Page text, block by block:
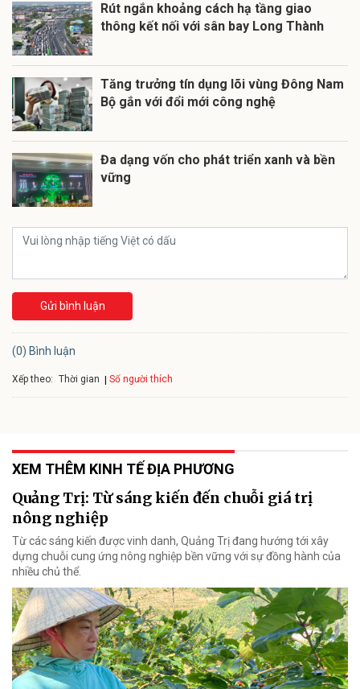
Rút ngắn khoảng cách hạ tầng giao
thông kết nối với sân bay Long Thành
Tăng trưởng tín dụng lõi vùng Đông Nam
Bộ gắn với đổi mới công nghệ
Đa dạng vốn cho phát triển xanh và bền
vững
Gửi bình luận
(0) Bình luận
Xếp theo: Thời gian Số người thích
XEM THÊM KINH TẾ ĐỊA PHƯƠNG
Quảng Trị: Từ sáng kiến đến chuỗi giá trị
nông nghiệp
Từ các sáng kiến được vinh danh, Quảng Trị đang hướng tới xây
dựng chuỗi cung ứng nông nghiệp bền vững với sự đồng hành của
nhiều chủ thể.